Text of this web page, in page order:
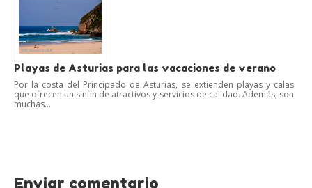
Playas de Asturias para las vacaciones de verano
Por la costa del Principado de Asturias, se extienden playas y calas
que ofrecen un sinfín de atractivos y servicios de calidad. Además, son
muchas...
Enviar comentario